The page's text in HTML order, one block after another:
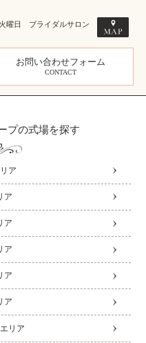
曜日 ブライダルサロン
お問い合わせフォーム
CONTACT
プの式場を探す
ア
ア
ア
ア
ア
ア
リア